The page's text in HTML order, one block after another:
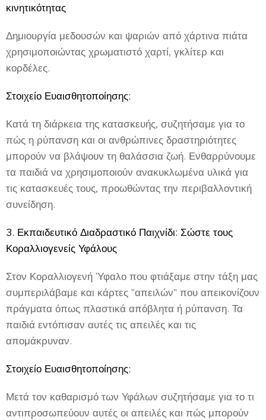
κινητικότητας
Δημιουργία μεδουσών και ψαριών από χάρτινα πιάτα
χρησιμοποιώντας χρωματιστό χαρτί, γκλίτερ και
κορδέλες.
Στοιχείο Ευαισθητοποίησης:
Κατά τη διάρκεια της κατασκευής, συζητήσαμε για το
πώς η ρύπανση και οι ανθρώπινες δραστηριότητες
μπορούν να βλάψουν τη θαλάσσια ζωή. Ενθαρρύνουμε
τα παιδιά να χρησιμοποιούν ανακυκλωμένα υλικά για
τις κατασκευές τους, προωθώντας την περιβαλλοντική
συνείδηση.
3. Εκπαιδευτικό Διαδραστικό Παιχνίδι: Σώστε τους
Κοραλλιογενείς Υφάλους
Στον Κοραλλιογενή Ύφαλο που φτιάξαμε στην τάξη μας
συμπεριλάβαμε και κάρτες "απειλών" που απεικονίζουν
πράγματα όπως πλαστικά απόβλητα ή ρύπανση. Τα
παιδιά εντόπισαν αυτές τις απειλές και τις
απομάκρυναν.
Στοιχείο Ευαισθητοποίησης:
Μετά τον καθαρισμό των Υφάλων συζητήσαμε για το τι
αντιπροσωπεύουν αυτές οι απειλές και πώς μπορούν